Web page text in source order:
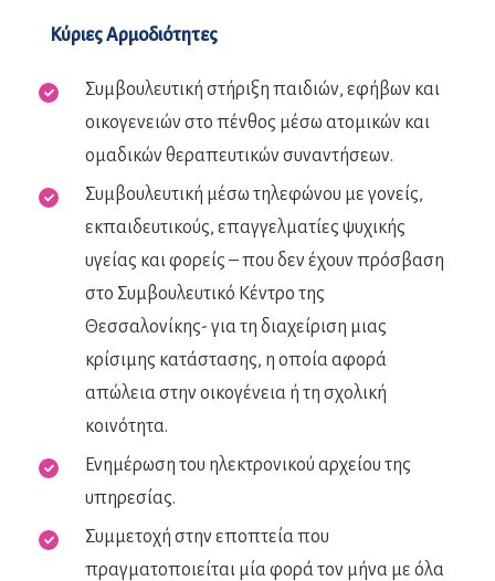
Κύριες Αρμοδιότητες
Συμβουλευτική στήριξη παιδιών, εφήβων και
οικογενειών στο πένθος μέσω ατομικών και
ομαδικών θεραπευτικών συναντήσεων.
Συμβουλευτική μέσω τηλεφώνου με γονείς,
εκπαιδευτικούς, επαγγελματίες ψυχικής
υγείας και φορείς – που δεν έχουν πρόσβαση
στο Συμβουλευτικό Κέντρο της
Θεσσαλονίκης- για τη διαχείριση μιας
κρίσιμης κατάστασης, η οποία αφορά
απώλεια στην οικογένεια ή τη σχολική
κοινότητα.
Ενημέρωση του ηλεκτρονικού αρχείου της
υπηρεσίας.
Συμμετοχή στην εποπτεία που
πραγματοποιείται μία φορά τον μήνα με όλα